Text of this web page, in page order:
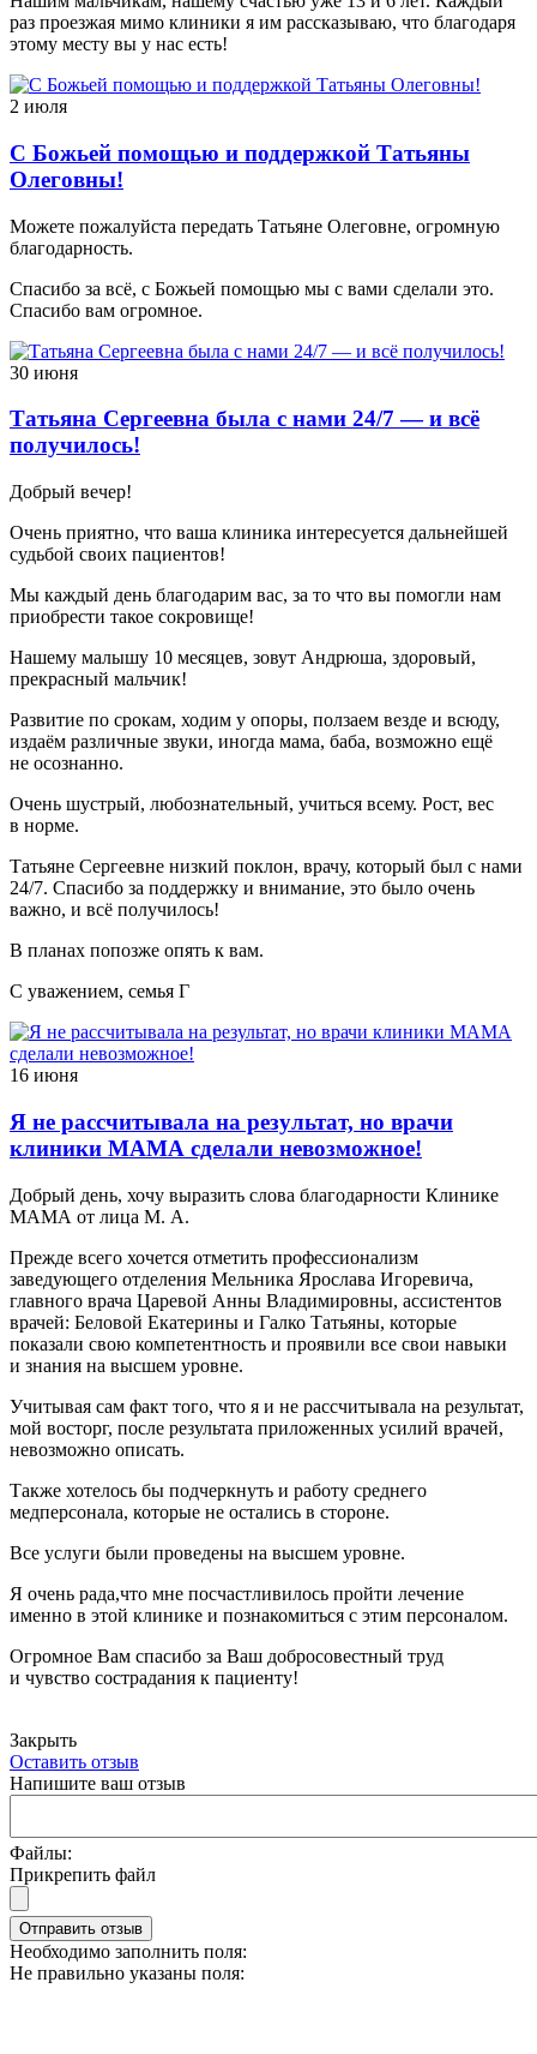
раз проезжая мимо клиники я им рассказываю, что благодаря
этому месту вы у нас есть!
2 июля
С Божьей помощью и поддержкой Татьяны
Олеговны!
Можете пожалуйста передать Татьяне Олеговне, огромную
благодарность.
Спасибо за всё, с Божьей помощью мы с вами сделали это.
Спасибо вам огромное.
30 июня
Татьяна Сергеевна была с нами 24/7 — и всё
получилось!
Добрый вечер!
Очень приятно, что ваша клиника интересуется дальнейшей
судьбой своих пациентов!
Мы каждый день благодарим вас, за то что вы помогли нам
приобрести такое сокровище!
Нашему малышу 10 месяцев, зовут Андрюша, здоровый,
прекрасный мальчик!
Развитие по срокам, ходим у опоры, ползаем везде и всюду,
издаём различные звуки, иногда мама, баба, возможно ещё
не осознанно.
Очень шустрый, любознательный, учиться всему. Рост, вес
в норме.
Татьяне Сергеевне низкий поклон, врачу, который был с нами
24/7. Спасибо за поддержку и внимание, это было очень
важно, и всё получилось!
В планах попозже опять к вам.
С уважением, семья Г
16 июня
Я не рассчитывала на результат, но врачи
клиники МАМА сделали невозможное!
Добрый день, хочу выразить слова благодарности Клинике
МАМА от лица М. А.
Прежде всего хочется отметить профессионализм
заведующего отделения Мельника Ярослава Игоревича,
главного врача Царевой Анны Владимировны, ассистентов
врачей: Беловой Екатерины и Галко Татьяны, которые
показали свою компетентность и проявили все свои навыки
и знания на высшем уровне.
Учитывая сам факт того, что я и не рассчитывала на результат,
мой восторг, после результата приложенных усилий врачей,
невозможно описать.
Также хотелось бы подчеркнуть и работу среднего
медперсонала, которые не остались в стороне.
Все услуги были проведены на высшем уровне.
Я очень рада,что мне посчастливилось пройти лечение
именно в этой клинике и познакомиться с этим персоналом.
Огромное Вам спасибо за Ваш добросовестный труд
и чувство сострадания к пациенту!
Закрыть
Оставить отзыв
Напишите ваш отзыв
Файлы:
Прикрепить файл
Отправить отзыв
Необходимо заполнить поля:
Не правильно указаны поля: